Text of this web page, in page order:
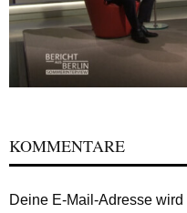
KOMMENTARE
Deine E-Mail-Adresse